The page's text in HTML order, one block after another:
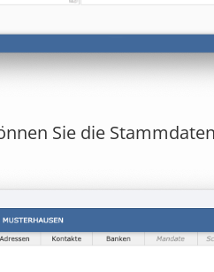
Sie die